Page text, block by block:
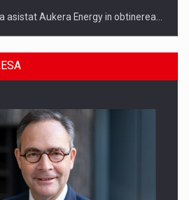
asistat Aukera Energy in obtinerea…